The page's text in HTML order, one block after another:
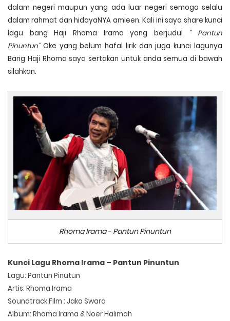
dalam negeri maupun yang ada luar negeri semoga selalu
dalam rahmat dan hidayaNYA amieen. Kali ini saya share kunci
lagu bang Haji Rhoma Irama yang berjudul '' Pantun
Pinuntun''Oke yang belum hafal lirik dan juga kunci lagunya
Bang Haji Rhoma saya sertakan untuk anda semua di bawah
silahkan.
Rhoma Irama - Pantun Pinuntun
Kunci Lagu Rhoma Irama – Pantun Pinuntun
Lagu: Pantun Pinutun
Artis: Rhoma Irama
Soundtrack Film : Jaka Swara
Album: Rhoma Irama & Noer Halimah